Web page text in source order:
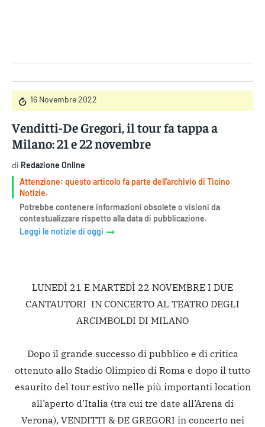
16 Novembre 2022
Venditti-De Gregori, il tour fa tappa a
Milano: 21 e 22 novembre
di Redazione Online
Attenzione: questo articolo fa parte dell'archivio di Ticino
Notizie.
Potrebbe contenere informazioni obsolete o visioni da
contestualizzare rispetto alla data di pubblicazione.
Leggi le notizie di oggi
LUNEDÌ 21 E MARTEDÌ 22 NOVEMBRE I DUE
CANTAUTORI IN CONCERTO AL TEATRO DEGLI
ARCIMBOLDI DI MILANO
Dopo il grande successo di pubblico e di critica
ottenuto allo Stadio Olimpico di Roma e dopo il tutto
esaurito del tour estivo nelle più importanti location
all’aperto d’Italia (tra cui tre date all’Arena di
Verona), VENDITTI & DE GREGORI in concerto nei